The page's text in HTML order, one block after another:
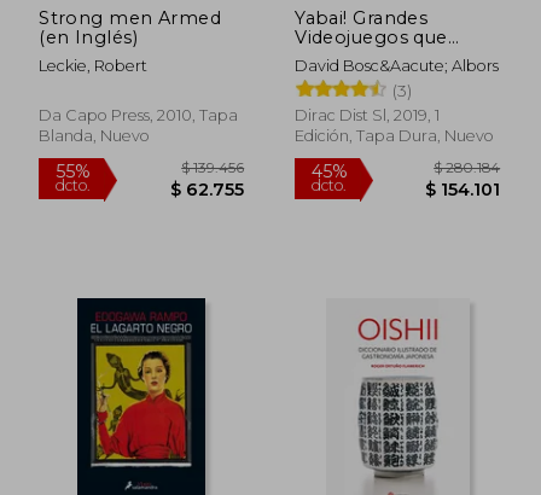
Strong men Armed
(en Inglés)
Leckie, Robert
Da Capo Press, 2010, Tapa
Blanda, Nuevo
Yabai! Grandes
Videojuegos que
Quedaron en Japon
David Bosc&Aacute; Albors
(3)
Dirac Dist Sl, 2019, 1
Edición, Tapa Dura, Nuevo